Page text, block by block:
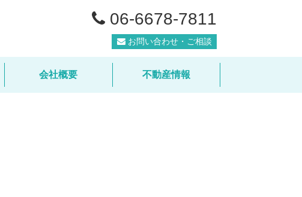
06-6678-7811
お問い合わせ・ご相談
会社概要 不動産情報